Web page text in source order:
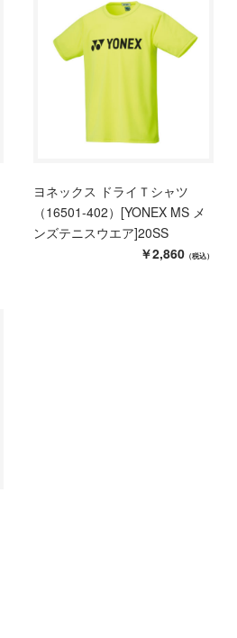
ヨネックス ドライＴシャツ
（16501-402）[YONEX MS メ
ンズテニスウエア]20SS
￥2,860 （税込）